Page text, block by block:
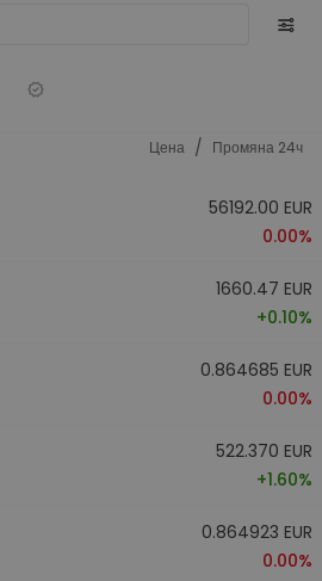
Цена / Промяна 24ч
56192.00 EUR
0.00%
1660.47 EUR
+0.10%
0.864685 EUR
0.00%
522.370 EUR
+1.60%
0.864923 EUR
0.00%